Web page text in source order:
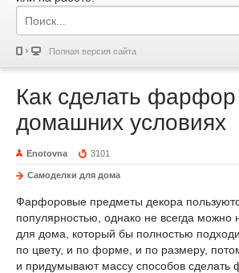
Полная версия сайта
Как сделать фарфор
домашних условиях
Enotovna 3101
Самоделки для дома
Фарфоровые предметы декора
популярностью, однако не всегда можно
для дома, который бы полностью
по цвету, и по форме, и по размеру,
и придумывают массу способов